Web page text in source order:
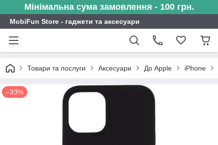
Мінімальна сума замовлення - 100 грн.
MobiFun Store - гаджети та аксесуари
Товари та послуги Аксесуари До Apple iPhone
–33%